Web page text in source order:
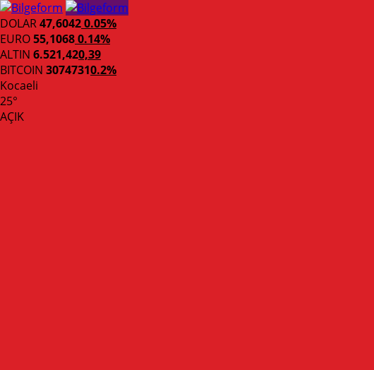
DOLAR47,60420.05%
EURO55,10680.14%
ALTIN 6.521,420,39
BITCOIN 30747310.2%
Kocaeli
25°
AÇIK